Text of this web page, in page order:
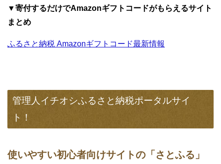
▼寄付するだけでAmazonギフトコードがもらえるサイト
まとめ
ふるさと納税 Amazonギフトコード最新情報
管理人イチオシふるさと納税ポータルサイ
ト！
使いやすい初心者向けサイトの「さとふる」